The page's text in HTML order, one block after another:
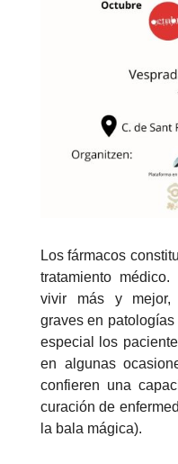
Los fármacos
tratamiento
vivir más y mejor,
graves en
especial los
en algunas
confieren una
curación de
la bala mágica).